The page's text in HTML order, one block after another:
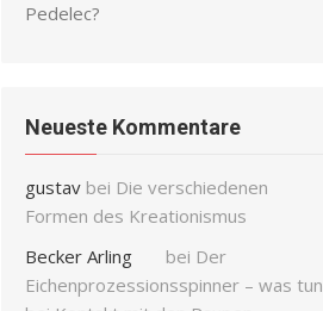
Pedelec?
Neueste Kommentare
gustav bei Die verschiedenen
Formen des Kreationismus
Becker Arling
bei Der
Eichenprozessionsspinner – was tun